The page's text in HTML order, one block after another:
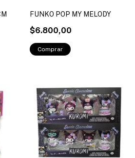
FUNKO POP MY MELODY
$6.800,00